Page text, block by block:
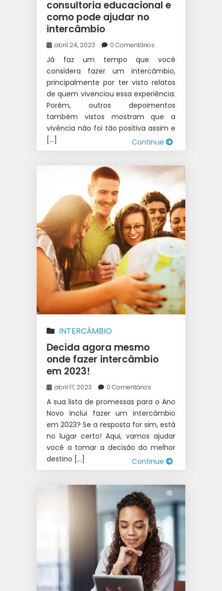
consultoria educacional e
como pode ajudar no
intercâmbio
abril 24, 2023 0 Comentários
Já faz um tempo que você
considera fazer um intercâmbio,
principalmente por ter visto relatos
de quem vivenciou essa experiência.
Porém, outros depoimentos
também vistos mostram que a
vivência não foi tão positiva assim e
[…]
Continue
INTERCÂMBIO
Decida agora mesmo
onde fazer intercâmbio
em 2023!
abril 17, 2023 0 Comentários
A sua lista de promessas para o Ano
Novo inclui fazer um intercâmbio
em 2023? Se a resposta for sim, está
no lugar certo! Aqui, vamos ajudar
você a tomar a decisão do melhor
destino […]
Continue